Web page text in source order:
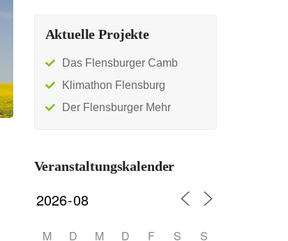
Aktuelle Projekte
Das Flensburger Camb
Klimathon Flensburg
Der Flensburger Mehr
Veranstaltungskalender
M D M D F S
S